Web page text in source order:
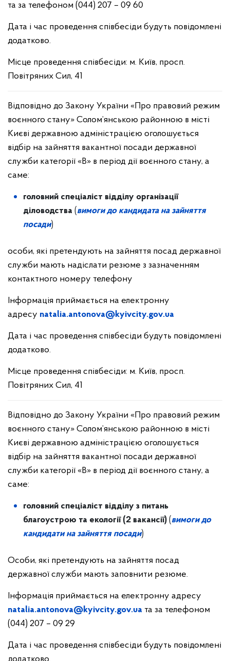
та за телефоном (044) 207 – 09 60
Дата і час проведення співбесіди будуть повідомлені
додатково.
Місце проведення співбесіди: м. Київ, просп.
Повітряних Сил, 41
Відповідно до Закону України «Про правовий режим
воєнного стану» Солом’янською районною в місті
Києві державною адміністрацією оголошується
відбір на зайняття вакантної посади державної
служби категорії «В» в період дії воєнного стану, а
саме:
головний спеціаліст відділу організації
діловодства (вимоги до кандидата на зайняття
посади)
особи, які претендують на зайняття посад державної
служби мають надіслати резюме з зазначенням
контактного номеру телефону
Інформація приймається на електронну
адресу natalia.antonova@kyivcity.gov.ua
Дата і час проведення співбесіди будуть повідомлені
додатково.
Місце проведення співбесіди: м. Київ, просп.
Повітряних Сил, 41
Відповідно до Закону України «Про правовий режим
воєнного стану» Солом’янською районною в місті
Києві державною адміністрацією оголошується
відбір на зайняття вакантної посади державної
служби категорії «В» в період дії воєнного стану, а
саме:
головний спеціаліст відділу з питань
благоустрою та екології (2 вакансії) (вимоги до
кандидати на зайняття посади)
Особи, які претендують на зайняття посад
державної служби мають заповнити резюме.
Інформація приймається на електронну адресу
natalia.antonova@kyivcity.gov.ua та за телефоном
(044) 207 – 09 29
Дата і час проведення співбесіди будуть повідомлені